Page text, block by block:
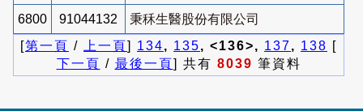
6800 91044132
秉秝生醫股份有限公司
[第一頁 / 上一頁] 134, 135, <136>, 137, 138 [
下一頁 / 最後一頁] 共有 8039 筆資料